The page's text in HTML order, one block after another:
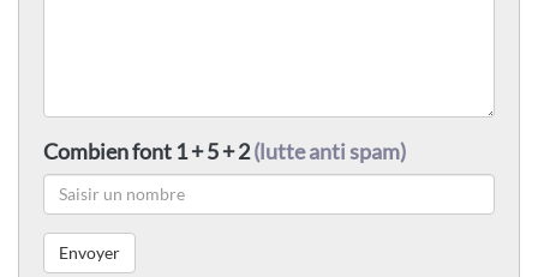
Combien font 1 + 5 + 2(lutte anti spam)